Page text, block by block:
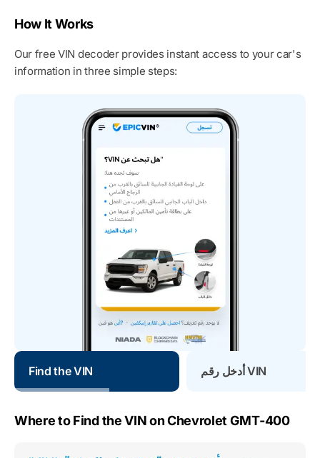
How It Works
Our free VIN decoder provides instant access to your car's
information in three simple steps:
Find the VIN أدخل رقم VIN
Where to Find the VIN on Chevrolet GMT-400